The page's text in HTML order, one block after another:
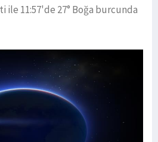
ile 11:57'de 27° Boğa burcunda